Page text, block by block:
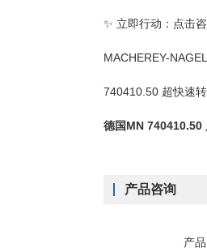
✨ 立即行动：点击
MACHEREY-
740410.50 超快速
德国MN 740410.50
产品咨询
产